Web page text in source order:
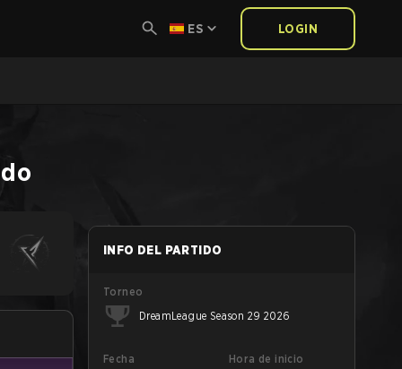
ES LOGIN
INFO DEL PARTIDO
Torneo
DreamLeague Season 29 2026
Fecha
Hora de inicio